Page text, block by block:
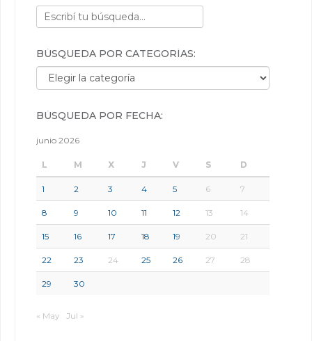
BÚSQUEDA POR CATEGORÍAS:
Búsqueda por categorías:
BÚSQUEDA POR FECHA:
junio 2026
L M X J V S D
1 2 3 4 5 6 7
8 9 10 11 12 13 14
15 16 17 18 19 20 21
22 23 24 25 26 27 28
29 30
« May Jul »